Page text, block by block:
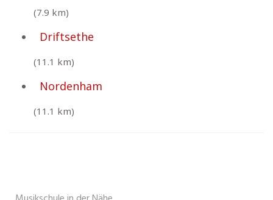
(7.9 km)
Driftsethe
(11.1 km)
Nordenham
(11.1 km)